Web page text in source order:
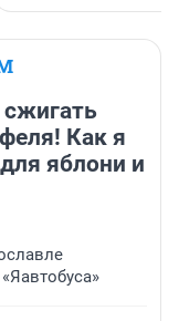
Как я
яблони и